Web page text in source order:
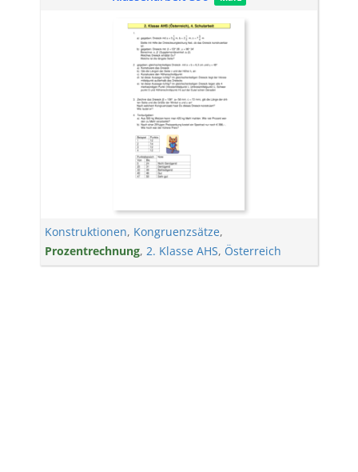
Konstruktionen, Kongruenzsätze,
Prozentrechnung, 2. Klasse AHS, Österreich